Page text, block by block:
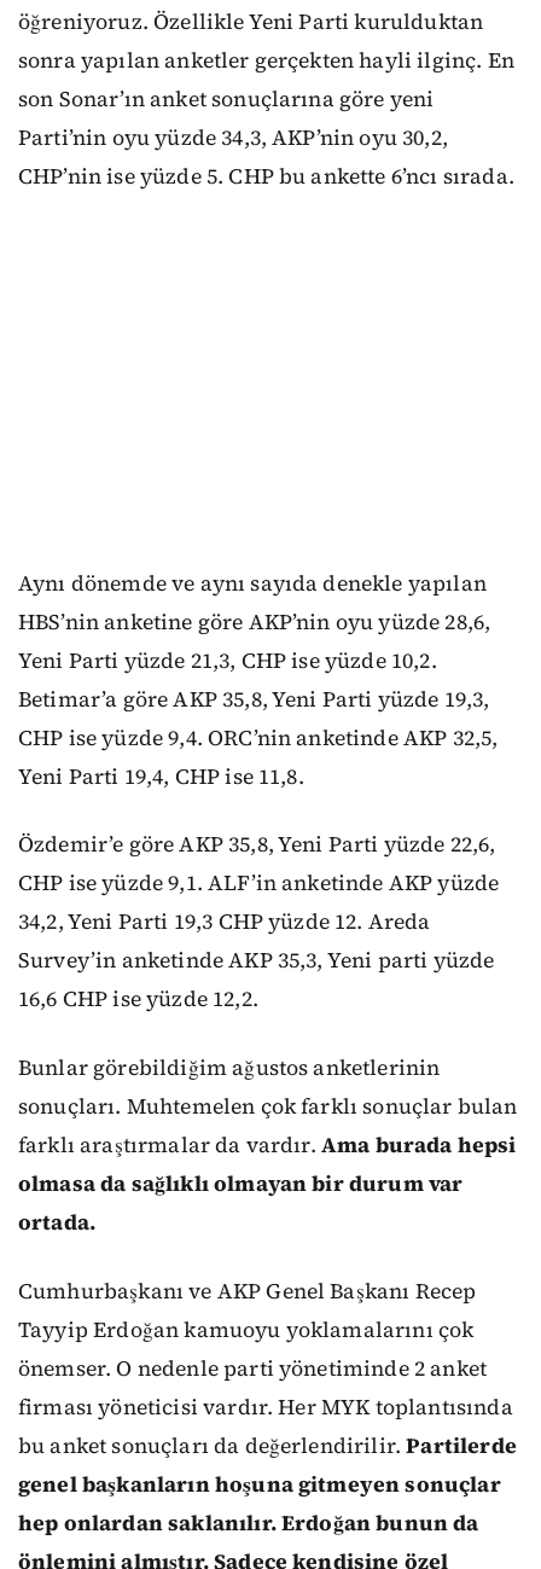
öğreniyoruz. Özellikle Yeni Parti kurulduktan
sonra yapılan anketler gerçekten hayli ilginç. En
son Sonar’ın anket sonuçlarına göre yeni
Parti’nin oyu yüzde 34,3, AKP’nin oyu 30,2,
CHP’nin ise yüzde 5. CHP bu ankette 6’ncı sırada.
Aynı dönemde ve aynı sayıda denekle yapılan
HBS’nin anketine göre AKP’nin oyu yüzde 28,6,
Yeni Parti yüzde 21,3, CHP ise yüzde 10,2.
Betimar’a göre AKP 35,8, Yeni Parti yüzde 19,3,
CHP ise yüzde 9,4. ORC’nin anketinde AKP 32,5,
Yeni Parti 19,4, CHP ise 11,8.
Özdemir’e göre AKP 35,8, Yeni Parti yüzde 22,6,
CHP ise yüzde 9,1. ALF’in anketinde AKP yüzde
34,2, Yeni Parti 19,3 CHP yüzde 12. Areda
Survey’in anketinde AKP 35,3, Yeni parti yüzde
16,6 CHP ise yüzde 12,2.
Bunlar görebildiğim ağustos anketlerinin
sonuçları. Muhtemelen çok farklı sonuçlar bulan
farklı araştırmalar da vardır. Ama burada hepsi
olmasa da sağlıklı olmayan bir durum var
ortada.
Cumhurbaşkanı ve AKP Genel Başkanı Recep
Tayyip Erdoğan kamuoyu yoklamalarını çok
önemser. O nedenle parti yönetiminde 2 anket
firması yöneticisi vardır. Her MYK toplantısında
bu anket sonuçları da değerlendirilir.Partilerde
genel başkanların hoşuna gitmeyen sonuçlar
hep onlardan saklanılır. Erdoğan bunun da
önlemini almıştır. Sadece kendisine özel